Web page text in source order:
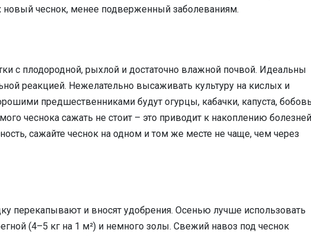
новый чеснок, менее подверженный заболеваниям.
с плодородной, рыхлой и достаточно влажной почвой. Идеальны
реакцией. Нежелательно высаживать культуру на кислых и
предшественниками будут огурцы, кабачки, капуста,
чеснока сажать не стоит – это приводит к накоплению
сажайте чеснок на одном и том же месте не чаще, чем через
перекапывают и вносят удобрения. Осенью лучше использовать
(4–5 кг на 1 м²) и немного золы. Свежий навоз под чеснок